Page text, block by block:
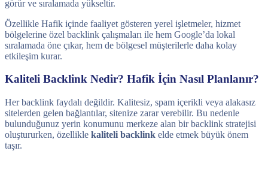
görür ve sıralamada yükseltir.
Özellikle Hafik içinde faaliyet gösteren yerel işletmeler, hizmet
bölgelerine özel backlink çalışmaları ile hem Google’da lokal
sıralamada öne çıkar, hem de bölgesel müşterilerle daha kolay
etkileşim kurar.
Kaliteli Backlink Nedir? Hafik İçin Nasıl Planlanır?
Her backlink faydalı değildir. Kalitesiz, spam içerikli veya alakasız
sitelerden gelen bağlantılar, sitenize zarar verebilir. Bu nedenle
bulunduğunuz yerin konumunu merkeze alan bir backlink stratejisi
oluştururken, özellikle kaliteli backlink elde etmek büyük önem
taşır.